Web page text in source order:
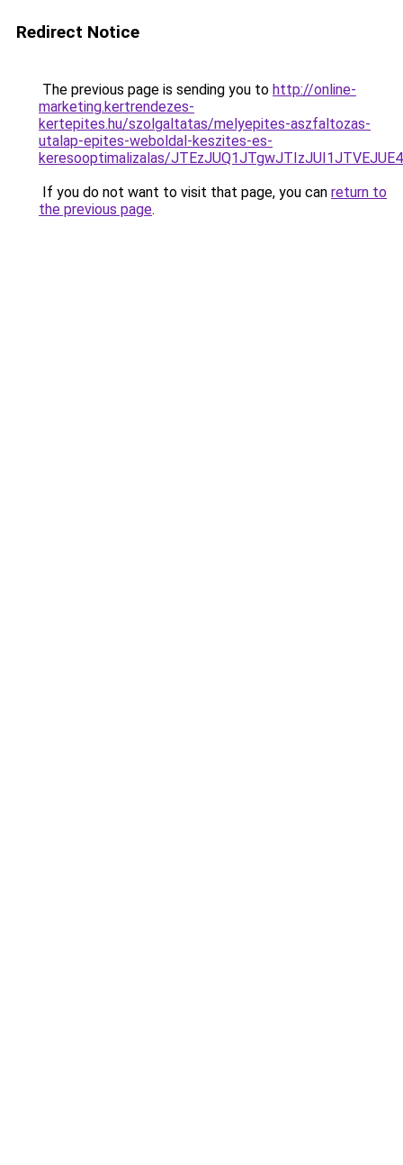
Redirect Notice
The previous page is sending you to http://online-
marketing.kertrendezes-
kertepites.hu/szolgaltatas/melyepites-aszfaltozas-
utalap-epites-weboldal-keszites-es-
keresooptimalizalas/
If you do not want to visit that page, you can return to
the previous page.